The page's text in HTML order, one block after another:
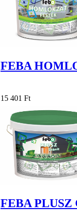
FEBA
15 401 Ft
FEBA